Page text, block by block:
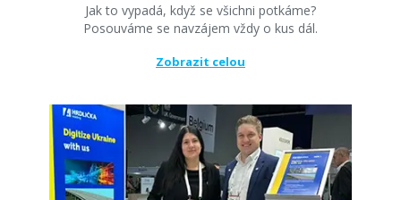
Jak to vypadá, když se všichni potkáme?
Posouváme se navzájem vždy o kus dál.
Zobrazit celou